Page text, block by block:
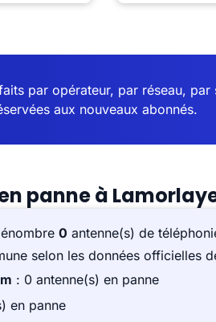
par opérateur, par réseau,
aux nouveaux abonnés.
panne à
0 antenne(s) de
selon les données officielles
: 0 antenne(s) en panne
en panne